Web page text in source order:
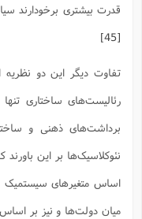
قدرت بیشتری برخودارند
تفاوت دیگر این دو نظریه
رئالیست‌های ساختاری
برداشت‌های ذهنی و
نئوکلاسیک‌ها بر این باورند
اساس متغیرهای سیستمیک
میان دولت‌ها و نیز بر